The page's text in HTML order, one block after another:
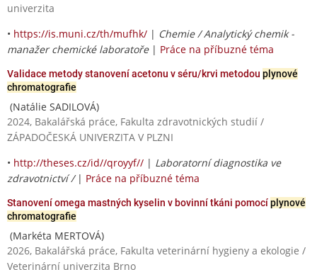
univerzita
• https://is.muni.cz/th/mufhk/ | Chemie / Analytický chemik -
manažer chemické laboratoře| Práce na příbuzné téma
Validace metody stanovení acetonu v séru/krvi metodou plynové
chromatografie
(Natálie SADILOVÁ)
2024, Bakalářská práce, Fakulta zdravotnických studií /
ZÁPADOČESKÁ UNIVERZITA V PLZNI
• http://theses.cz/id//qroyyf// | Laboratorní diagnostika ve
zdravotnictví / | Práce na příbuzné téma
Stanovení omega mastných kyselin v bovinní tkáni pomocíplynové
chromatografie
(Markéta MERTOVÁ)
2026, Bakalářská práce, Fakulta veterinární hygieny a ekologie /
Veterinární univerzita Brno